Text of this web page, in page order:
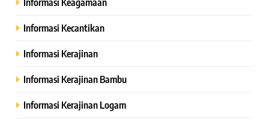
Informasi Kecantikan
Informasi Kerajinan
Informasi Kerajinan Bambu
Informasi Kerajinan Logam